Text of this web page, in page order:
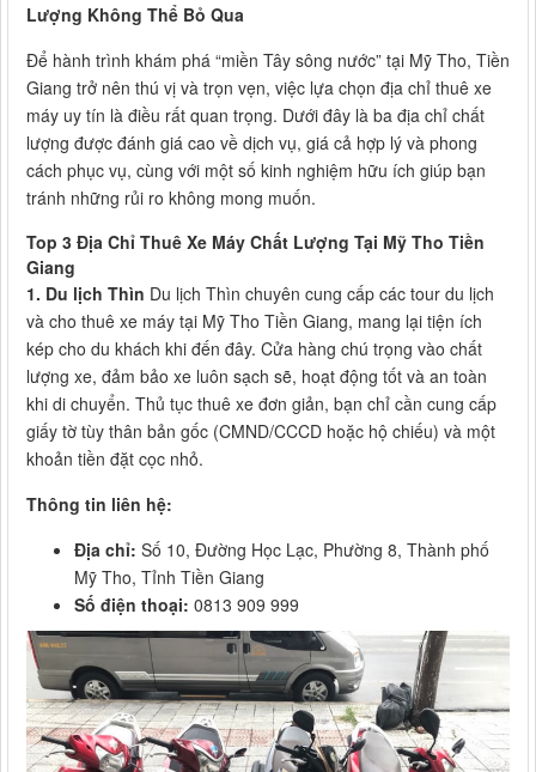
Lượng Không Thể Bỏ Qua
Để hành trình khám phá “miền Tây sông nước” tại Mỹ Tho, Tiền
Giang trở nên thú vị và trọn vẹn, việc lựa chọn địa chỉ thuê xe
máy uy tín là điều rất quan trọng. Dưới đây là ba địa chỉ chất
lượng được đánh giá cao về dịch vụ, giá cả hợp lý và phong
cách phục vụ, cùng với một số kinh nghiệm hữu ích giúp bạn
tránh những rủi ro không mong muốn.
Top 3 Địa Chỉ Thuê Xe Máy Chất Lượng Tại Mỹ Tho Tiền
Giang
1. Du lịch Thìn Du lịch Thìn chuyên cung cấp các tour du lịch
và cho thuê xe máy tại Mỹ Tho Tiền Giang, mang lại tiện ích
kép cho du khách khi đến đây. Cửa hàng chú trọng vào chất
lượng xe, đảm bảo xe luôn sạch sẽ, hoạt động tốt và an toàn
khi di chuyển. Thủ tục thuê xe đơn giản, bạn chỉ cần cung cấp
giấy tờ tùy thân bản gốc (CMND/CCCD hoặc hộ chiếu) và một
khoản tiền đặt cọc nhỏ.
Thông tin liên hệ:
Địa chỉ: Số 10, Đường Học Lạc, Phường 8, Thành phố
Mỹ Tho, Tỉnh Tiền Giang
Số điện thoại: 0813 909 999